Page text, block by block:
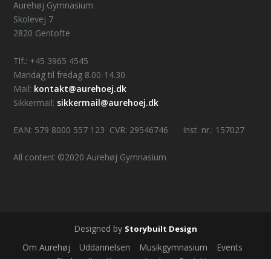
Aurehøj Gymnasium
Skolevej 7
2820 Gentofte
Tlf.: +45 3965 4545
Mandag til fredag 8.00-14.30
Mail: kontakt@aurehoej.dk
Sikkermail: sikkermail@aurehoej.dk
EAN: 579 8000 557 123 CVR: 29546746 Inst. nr.: 157027
All content ©2020 Aurehøj Gymnasium
Designed by Storybuilt Design
Om Aurehøj Uddannelsen Musikgymnasium
Events